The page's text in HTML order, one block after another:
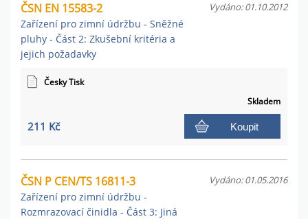
ČSN EN 15583-2
Zařízení pro zimní údržbu - Sněžné
pluhy - Část 2: Zkušební kritéria a
jejich požadavky
Vydáno: 01.10.2012
Česky Tisk
Skladem
211 Kč Koupit
ČSN P CEN/TS 16811-3
Zařízení pro zimní údržbu -
Rozmrazovací činidla - Část 3: Jiná
Vydáno: 01.05.2016